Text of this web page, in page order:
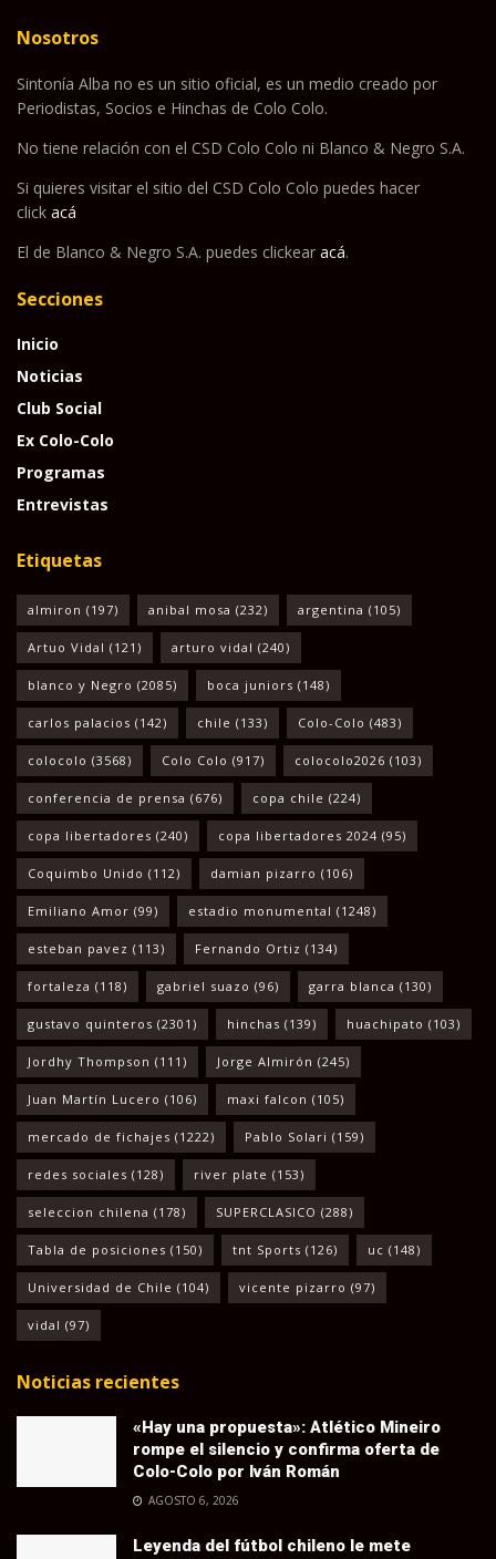
Nosotros
Sintonía Alba no es un sitio oficial, es un medio creado por
Periodistas, Socios e Hinchas de Colo Colo.
No tiene relación con el CSD Colo Colo ni Blanco & Negro S.A.
Si quieres visitar el sitio del CSD Colo Colo puedes hacer
click acá
El de Blanco & Negro S.A. puedes clickear acá.
Secciones
Inicio
Noticias
Club Social
Ex Colo-Colo
Programas
Entrevistas
Etiquetas
almiron (197) anibal mosa (232) argentina (105)
Artuo Vidal (121) arturo vidal (240)
blanco y Negro (2085) boca juniors (148)
carlos palacios (142) chile (133) Colo-Colo (483)
colocolo (3568) Colo Colo (917) colocolo2026 (103)
conferencia de prensa (676) copa chile (224)
copa libertadores (240) copa libertadores 2024 (95)
Coquimbo Unido (112) damian pizarro (106)
Emiliano Amor (99) estadio monumental (1248)
esteban pavez (113) Fernando Ortiz (134)
fortaleza (118) gabriel suazo (96) garra blanca (130)
gustavo quinteros (2301) hinchas (139) huachipato (103)
Jordhy Thompson (111) Jorge Almirón (245)
Juan Martín Lucero (106) maxi falcon (105)
mercado de fichajes (1222) Pablo Solari (159)
redes sociales (128) river plate (153)
seleccion chilena (178) SUPERCLASICO (288)
Tabla de posiciones (150) tnt Sports (126) uc (148)
Universidad de Chile (104) vicente pizarro (97)
vidal (97)
Noticias recientes
«Hay una propuesta»: Atlético Mineiro
rompe el silencio y confirma oferta de
Colo-Colo por Iván Román
AGOSTO 6, 2026
Leyenda del fútbol chileno le mete